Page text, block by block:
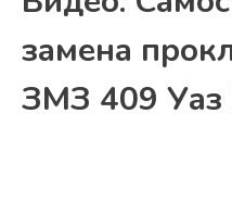
замена
ЗМЗ 409 Уаз